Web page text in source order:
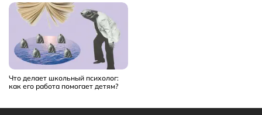
Что делает школьный психолог:
как его работа помогает детям?